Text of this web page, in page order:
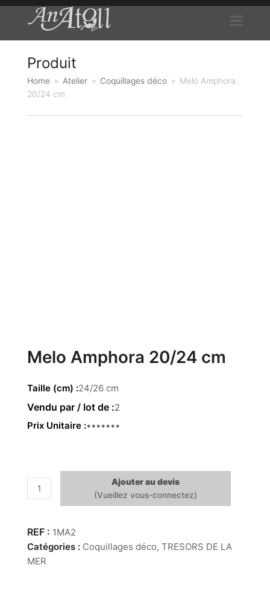
Produit
Home » Atelier » Coquillages déco » Melo Amphora
20/24 cm
Melo Amphora 20/24 cm
Taille (cm) 24/26 cm
2
Prix Unitaire 19.00 €
quantité
de
Amphora
20/24
cm
Ajouter au devis
1MA2
Catégories : Coquillages déco, TRESORS DE LA
MER